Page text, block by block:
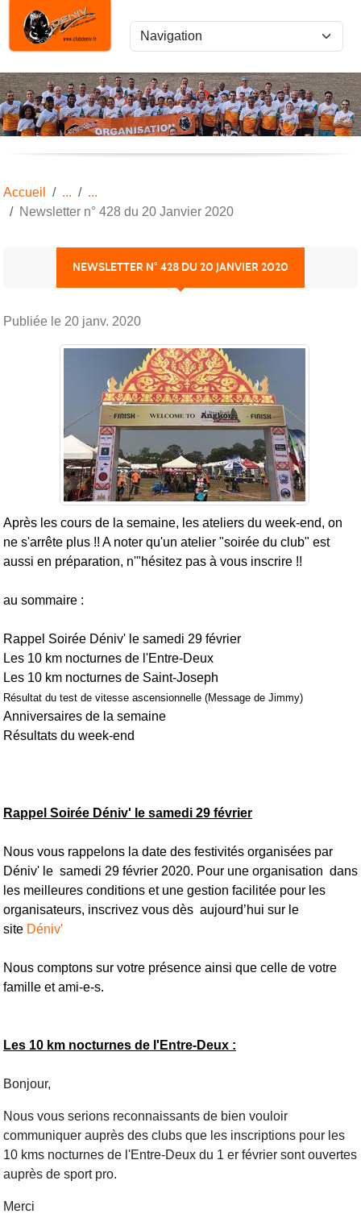
Accueil
Newsletter n° 428 du 20 Janvier 2020
NEWSLETTER N° 428 DU 20 JANVIER 2020
Publiée le 20 janv. 2020
Après les cours de la semaine, les ateliers du week-end, on
ne s'arrête plus !! A noter qu'un atelier "soirée du club" est
aussi en préparation, n'"hésitez pas à vous inscrire !!
au sommaire :
Rappel Soirée Déniv' le samedi 29 février
Les 10 km nocturnes de l'Entre-Deux
Les 10 km nocturnes de Saint-Joseph
Résultat du test de vitesse ascensionnelle (Message de Jimmy)
Anniversaires de la semaine
Résultats du week-end
Rappel Soirée Déniv' le samedi 29 février
Nous vous rappelons la date des festivités organisées par
Déniv' le samedi 29 février 2020. Pour une organisation dans
les meilleures conditions et une gestion facilitée pour les
organisateurs, inscrivez vous dès aujourd’hui sur le
site Déniv'
Nous comptons sur votre présence ainsi que celle de votre
famille et ami-e-s.
Les 10 km nocturnes de l'Entre-Deux :
Bonjour,
Nous vous serions reconnaissants de bien vouloir
communiquer auprès des clubs que les inscriptions pour les
10 kms nocturnes de l'Entre-Deux du 1 er février sont ouvertes
auprès de sport pro.
Merci
Panneau de gestion des cookies